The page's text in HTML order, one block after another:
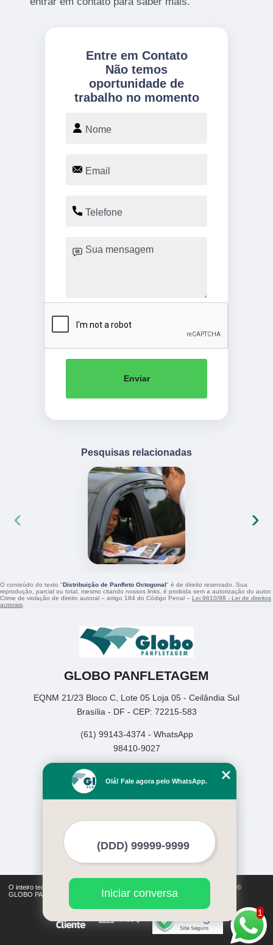
Entre em Contato
Não temos
oportunidade de
trabalho no momento
Enviar
Pesquisas relacionadas
‹ ›
O conteúdo do texto "Distribuição de Panfleto Octogonal" é de direito reservado. Sua
reprodução, parcial ou total, mesmo citando nossos links, é proibida sem a autorização do autor.
Crime de violação de direito autoral – artigo 184 do Código Penal – Lei 9610/98 - Lei de direitos
autorais.
GLOBO PANFLETAGEM
EQNM 21/23 Bloco C, Lote 05 Loja 05 - Ceilândia Sul
Brasília - DF - CEP: 72215-583
(61) 99143-4374 - WhatsApp
98410-9027
Empresa
Missão
Mapa do site
O inteiro teor deste site está sujeito à proteção de direitos autorais. Copyright©
GLOBO PANFLETAGEM (Lei 9610 de 19/02/1998)
1
Olá! Fale agora pelo WhatsApp.
Iniciar conversa